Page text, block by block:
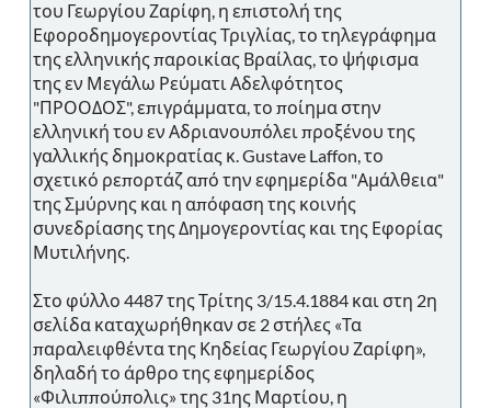
του Γεωργίου Ζαρίφη, η επιστολή της
Εφοροδημογεροντίας Τριγλίας, το τηλεγράφημα
της ελληνικής παροικίας Βραίλας, το ψήφισμα
της εν Μεγάλω Ρεύματι Αδελφότητος
"ΠΡΟΟΔΟΣ", επιγράμματα, το ποίημα στην
ελληνική του εν Αδριανουπόλει προξένου της
γαλλικής δημοκρατίας κ. Gustave Laffon, το
σχετικό ρεπορτάζ από την εφημερίδα "Αμάλθεια"
της Σμύρνης και η απόφαση της κοινής
συνεδρίασης της Δημογεροντίας και της Εφορίας
Μυτιλήνης.
Στο φύλλο 4487 της Τρίτης 3/15.4.1884 και στη 2η
σελίδα καταχωρήθηκαν σε 2 στήλες «Τα
παραλειφθέντα της Κηδείας Γεωργίου Ζαρίφη»,
δηλαδή το άρθρο της εφημερίδος
«Φιλιππούπολις» της 31ης Μαρτίου, η